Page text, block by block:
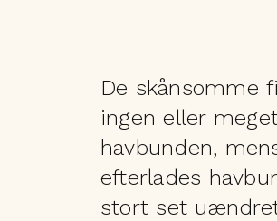
De skånsomme
ingen eller
havbunden,
efterlades
stort set